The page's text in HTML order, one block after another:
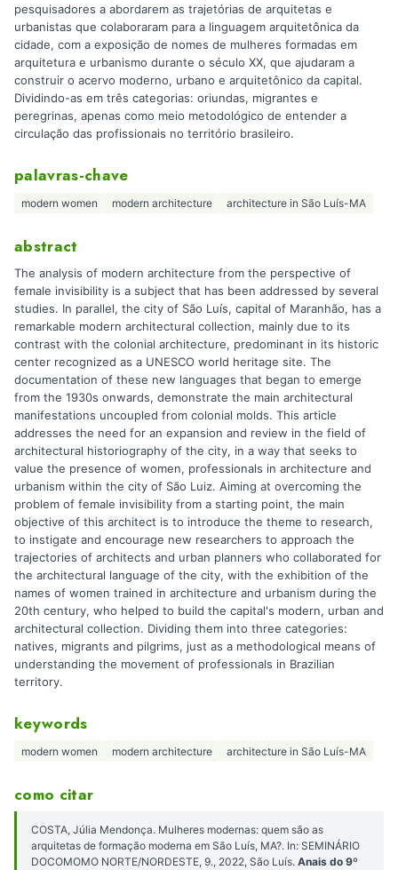
pesquisadores a abordarem as trajetórias de arquitetas e
urbanistas que colaboraram para a linguagem arquitetônica da
cidade, com a exposição de nomes de mulheres formadas em
arquitetura e urbanismo durante o século XX, que ajudaram a
construir o acervo moderno, urbano e arquitetônico da capital.
Dividindo-as em três categorias: oriundas, migrantes e
peregrinas, apenas como meio metodológico de entender a
circulação das profissionais no território brasileiro.
palavras-chave
modern women modern architecture architecture in São Luís-MA
abstract
The analysis of modern architecture from the perspective of
female invisibility is a subject that has been addressed by several
studies. In parallel, the city of São Luís, capital of Maranhão, has a
remarkable modern architectural collection, mainly due to its
contrast with the colonial architecture, predominant in its historic
center recognized as a UNESCO world heritage site. The
documentation of these new languages that began to emerge
from the 1930s onwards, demonstrate the main architectural
manifestations uncoupled from colonial molds. This article
addresses the need for an expansion and review in the field of
architectural historiography of the city, in a way that seeks to
value the presence of women, professionals in architecture and
urbanism within the city of São Luiz. Aiming at overcoming the
problem of female invisibility from a starting point, the main
objective of this architect is to introduce the theme to research,
to instigate and encourage new researchers to approach the
trajectories of architects and urban planners who collaborated for
the architectural language of the city, with the exhibition of the
names of women trained in architecture and urbanism during the
20th century, who helped to build the capital's modern, urban and
architectural collection. Dividing them into three categories:
natives, migrants and pilgrims, just as a methodological means of
understanding the movement of professionals in Brazilian
territory.
keywords
modern women modern architecture architecture in São Luís-MA
como citar
COSTA, Júlia Mendonça. Mulheres modernas: quem são as
arquitetas de formação moderna em São Luís, MA?. In: SEMINÁRIO
DOCOMOMO NORTE/NORDESTE, 9., 2022, São Luís. Anais do 9º